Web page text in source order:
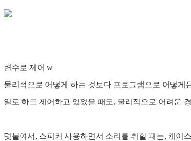
변수로 제어 w
물리적으로 어떻게 하는 것보다 프로그램으로 어떻게
일로 하드 제어하고 있었을 때도, 물리적으로 어려운
덧붙여서, 스피커 사용하면서 소리를 취할 때는, 케이